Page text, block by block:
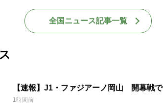
全国ニュース記事一覧
【速報】J1・ファジアーノ岡山 開幕戦
1時間前